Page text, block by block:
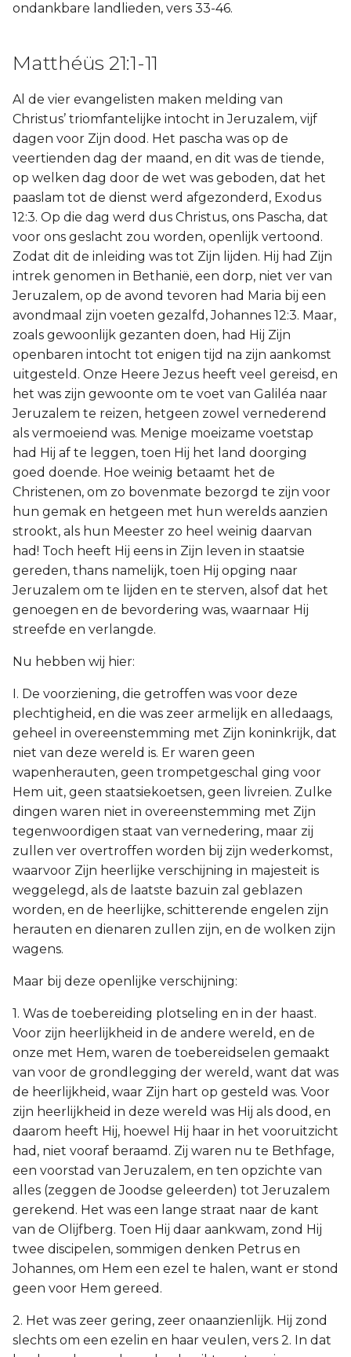
ondankbare landlieden, vers 33-46.
Matthéüs 21:1-11
Al de vier evangelisten maken melding van
Christus’ triomfantelijke intocht in Jeruzalem, vijf
dagen voor Zijn dood. Het pascha was op de
veertienden dag der maand, en dit was de tiende,
op welken dag door de wet was geboden, dat het
paaslam tot de dienst werd afgezonderd, Exodus
12:3. Op die dag werd dus Christus, ons Pascha, dat
voor ons geslacht zou worden, openlijk vertoond.
Zodat dit de inleiding was tot Zijn lijden. Hij had Zijn
intrek genomen in Bethanië, een dorp, niet ver van
Jeruzalem, op de avond tevoren had Maria bij een
avondmaal zijn voeten gezalfd, Johannes 12:3. Maar,
zoals gewoonlijk gezanten doen, had Hij Zijn
openbaren intocht tot enigen tijd na zijn aankomst
uitgesteld. Onze Heere Jezus heeft veel gereisd, en
het was zijn gewoonte om te voet van Galiléa naar
Jeruzalem te reizen, hetgeen zowel vernederend
als vermoeiend was. Menige moeizame voetstap
had Hij af te leggen, toen Hij het land doorging
goed doende. Hoe weinig betaamt het de
Christenen, om zo bovenmate bezorgd te zijn voor
hun gemak en hetgeen met hun werelds aanzien
strookt, als hun Meester zo heel weinig daarvan
had! Toch heeft Hij eens in Zijn leven in staatsie
gereden, thans namelijk, toen Hij opging naar
Jeruzalem om te lijden en te sterven, alsof dat het
genoegen en de bevordering was, waarnaar Hij
streefde en verlangde.
Nu hebben wij hier:
I. De voorziening, die getroffen was voor deze
plechtigheid, en die was zeer armelijk en alledaags,
geheel in overeenstemming met Zijn koninkrijk, dat
niet van deze wereld is. Er waren geen
wapenherauten, geen trompetgeschal ging voor
Hem uit, geen staatsiekoetsen, geen livreien. Zulke
dingen waren niet in overeenstemming met Zijn
tegenwoordigen staat van vernedering, maar zij
zullen ver overtroffen worden bij zijn wederkomst,
waarvoor Zijn heerlijke verschijning in majesteit is
weggelegd, als de laatste bazuin zal geblazen
worden, en de heerlijke, schitterende engelen zijn
herauten en dienaren zullen zijn, en de wolken zijn
wagens.
Maar bij deze openlijke verschijning:
1. Was de toebereiding plotseling en in der haast.
Voor zijn heerlijkheid in de andere wereld, en de
onze met Hem, waren de toebereidselen gemaakt
van voor de grondlegging der wereld, want dat was
de heerlijkheid, waar Zijn hart op gesteld was. Voor
zijn heerlijkheid in deze wereld was Hij als dood, en
daarom heeft Hij, hoewel Hij haar in het vooruitzicht
had, niet vooraf beraamd. Zij waren nu te Bethfage,
een voorstad van Jeruzalem, en ten opzichte van
alles (zeggen de Joodse geleerden) tot Jeruzalem
gerekend. Het was een lange straat naar de kant
van de Olijfberg. Toen Hij daar aankwam, zond Hij
twee discipelen, sommigen denken Petrus en
Johannes, om Hem een ezel te halen, want er stond
geen voor Hem gereed.
2. Het was zeer gering, zeer onaanzienlijk. Hij zond
slechts om een ezelin en haar veulen, vers 2. In dat